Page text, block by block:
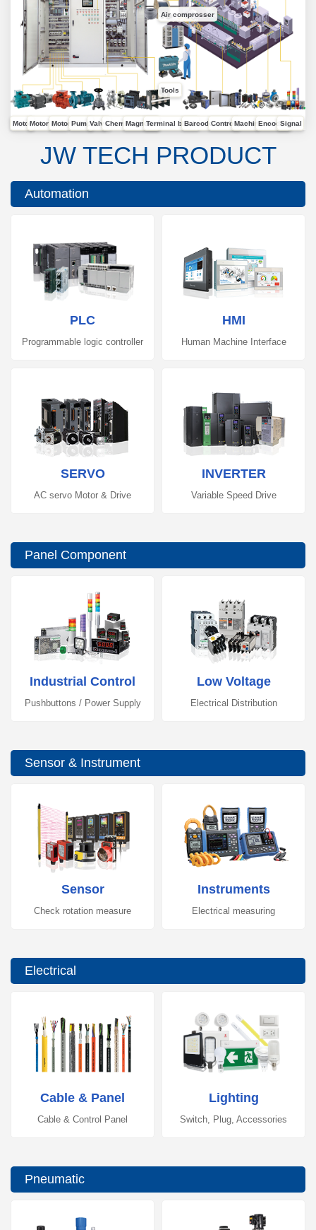
Air comprosser
MotorMotor gearMotor vibrators
PumpValveChemical pump
MagneticTerminal blockBarcode reader
Control panelMachine sensor
EncoderSignal
Tools
JW TECH PRODUCT
Automation
PLC
Programmable logic controller
HMI
Human Machine Interface
SERVO
AC servo Motor & Drive
INVERTER
Variable Speed Drive
Panel Component
Industrial Control
Pushbuttons / Power Supply
Low Voltage
Electrical Distribution
Sensor & Instrument
Sensor
Check rotation measure
Instruments
Electrical measuring
Electrical
Cable & Panel
Cable & Control Panel
Lighting
Switch, Plug, Accessories
Pneumatic